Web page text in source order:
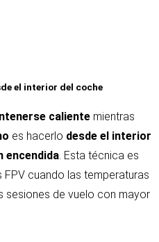
el interior del coche
caliente mientras
es hacerlo desde el interior
encendida. Esta técnica es
cuando las temperaturas
sesiones de vuelo con mayor